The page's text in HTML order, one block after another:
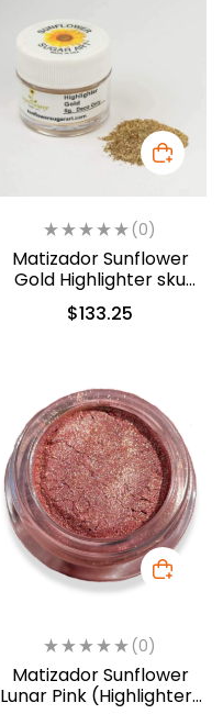
(0)
Matizador Sunflower
Gold Highlighter sku
(279)
$133.25
(0)
Matizador Sunflower
Lunar Pink (Highlighter)